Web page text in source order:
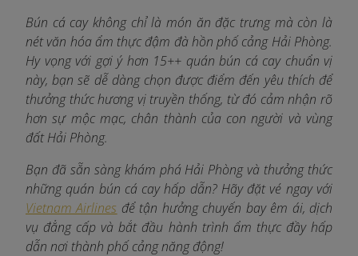
Bún cá cay không chỉ là món ăn đặc trưng mà còn là
nét văn hóa ẩm thực đậm đà hồn phố cảng Hải Phòng.
Hy vọng với gợi ý hơn 15++ quán bún cá cay chuẩn vị
này, bạn sẽ dễ dàng chọn được điểm đến yêu thích để
thưởng thức hương vị truyền thống, từ đó cảm nhận rõ
hơn sự mộc mạc, chân thành của con người và vùng
đất Hải Phòng.
Bạn đã sẵn sàng khám phá Hải Phòng và thưởng thức
những quán bún cá cay hấp dẫn? Hãy đặt vé ngay với
Vietnam Airlines để tận hưởng chuyến bay êm ái, dịch
vụ đẳng cấp và bắt đầu hành trình ẩm thực đầy hấp
dẫn nơi thành phố cảng năng động!